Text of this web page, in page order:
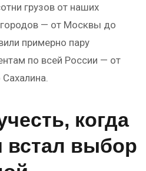
грузов от наших
— от Москвы до
примерно пару
по всей России — от
когда
встал выбор